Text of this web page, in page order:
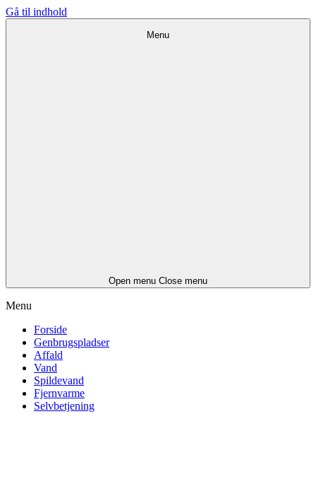
Gå til indhold
Menu
Open menu Close menu
Menu
Forside
Genbrugspladser
Affald
Vand
Spildevand
Fjernvarme
Selvbetjening